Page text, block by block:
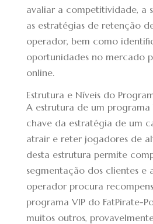
avaliar a competitividade, a
as estratégias de retenção
operador, bem como
oportunidades no mercado
online.
Estrutura e Níveis do
A estrutura de um
chave da estratégia de um
atrair e reter jogadores de
desta estrutura permite
segmentação dos clientes e
operador procura
programa VIP do FatPirate-
muitos outros,